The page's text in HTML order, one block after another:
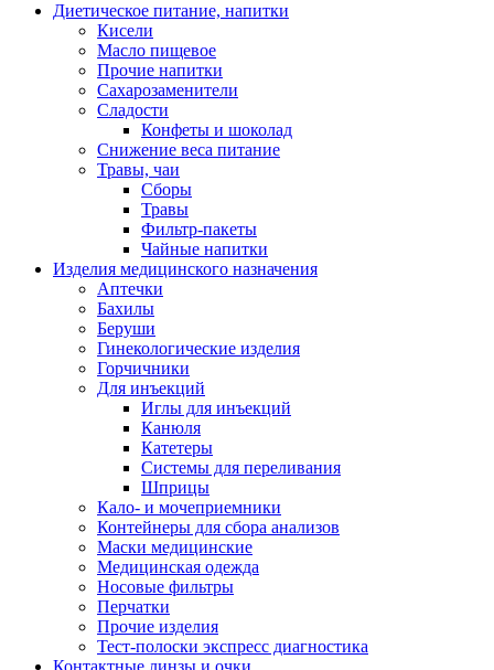
Диетическое питание, напитки
Кисели
Масло пищевое
Прочие напитки
Сахарозаменители
Сладости
Конфеты и шоколад
Снижение веса питание
Травы, чаи
Сборы
Травы
Фильтр-пакеты
Чайные напитки
Изделия медицинского назначения
Аптечки
Бахилы
Беруши
Гинекологические изделия
Горчичники
Для инъекций
Иглы для инъекций
Канюля
Катетеры
Системы для переливания
Шприцы
Кало- и мочеприемники
Контейнеры для сбора анализов
Маски медицинские
Медицинская одежда
Носовые фильтры
Перчатки
Прочие изделия
Тест-полоски экспресс диагностика
Контактные линзы и очки